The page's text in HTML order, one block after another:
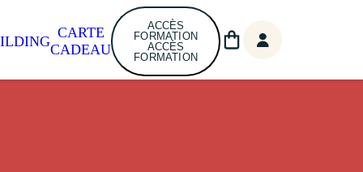
CARTE
CADEAU
ACCÈS
FORMATION
ACCÈS
FORMATION